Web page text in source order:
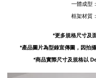
一體成型
框架材質
*更多規格尺寸及
*產品圖片為型錄宣傳圖，因拍
*商品實際尺寸及規格以